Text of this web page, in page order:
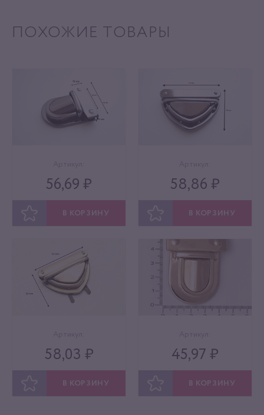
ПОХОЖИЕ ТОВАРЫ
56,69 ₽
В КОРЗИНУ
58,86 ₽
В КОРЗИНУ
58,03 ₽
В КОРЗИНУ
45,97 ₽
В КОРЗИНУ